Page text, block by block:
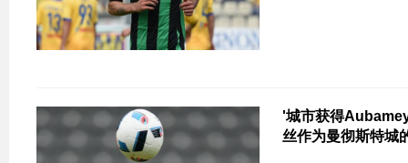
'城市获得
丝作为曼彻斯特城